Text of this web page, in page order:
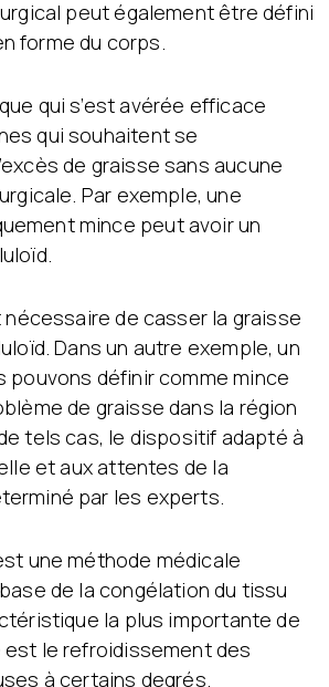
peut également être défini
forme du corps.
qui s’est avérée efficace
qui souhaitent se
de graisse sans aucune
Par exemple, une
mince peut avoir un
de casser la graisse
Dans un autre exemple, un
pouvons définir comme mince
de graisse dans la région
tels cas, le dispositif adapté à
et aux attentes de la
par les experts.
une méthode médicale
de la congélation du tissu
la plus importante de
le refroidissement des
à certains degrés.